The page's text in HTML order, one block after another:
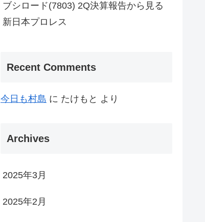
ブシロード(7803) 2Q決算報告から見る
新日本プロレス
Recent Comments
今日も村島 に たけもと より
Archives
2025年3月
2025年2月